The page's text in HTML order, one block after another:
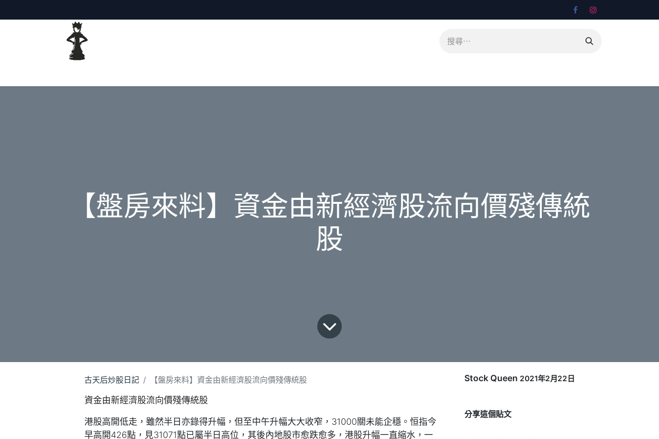
【盤房來料】資金由新經濟股流向價殘傳統
股
古天后炒股日記 【盤房來料】資金由新經濟股流向價殘傳統股
資金由新經濟股流向價殘傳統股
港股高開低走，雖然半日亦錄得升幅，但至中午升幅大大收窄，31000關未能企穩。恒指今
早高開426點，見31071點已屬半日高位，其後內地股市愈跌愈多，港股升幅一直縮水，一
Stock Queen 2021年2月22日
分享這個貼文